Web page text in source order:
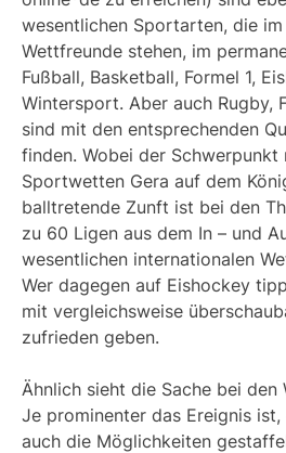
wesentlichen Sportarten, die
Wettfreunde stehen, im
Fußball, Basketball, Formel 1,
Wintersport. Aber auch Rugby,
sind mit den entsprechenden
finden. Wobei der Schwerpunkt
Sportwetten Gera auf dem
balltretende Zunft ist bei den
zu 60 Ligen aus dem In – und
wesentlichen internationalen
Wer dagegen auf Eishockey
mit vergleichsweise
zufrieden geben.
Ähnlich sieht die Sache bei den
Je prominenter das Ereignis
auch die Möglichkeiten